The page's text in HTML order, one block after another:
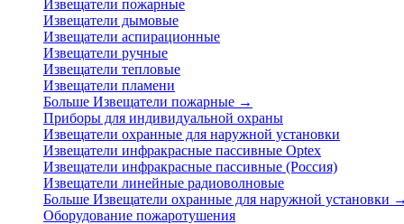
Извещатели пожарные
Извещатели дымовые
Извещатели аспирационные
Извещатели ручные
Извещатели тепловые
Извещатели пламени
Больше Извещатели пожарные →
Приборы для индивидуальной охраны
Извещатели охранные для наружной установки
Извещатели инфракрасные пассивные Optex
Извещатели инфракрасные пассивные (Россия)
Извещатели линейные радиоволновые
Больше Извещатели охранные для наружной установки →
Оборудование пожаротушения